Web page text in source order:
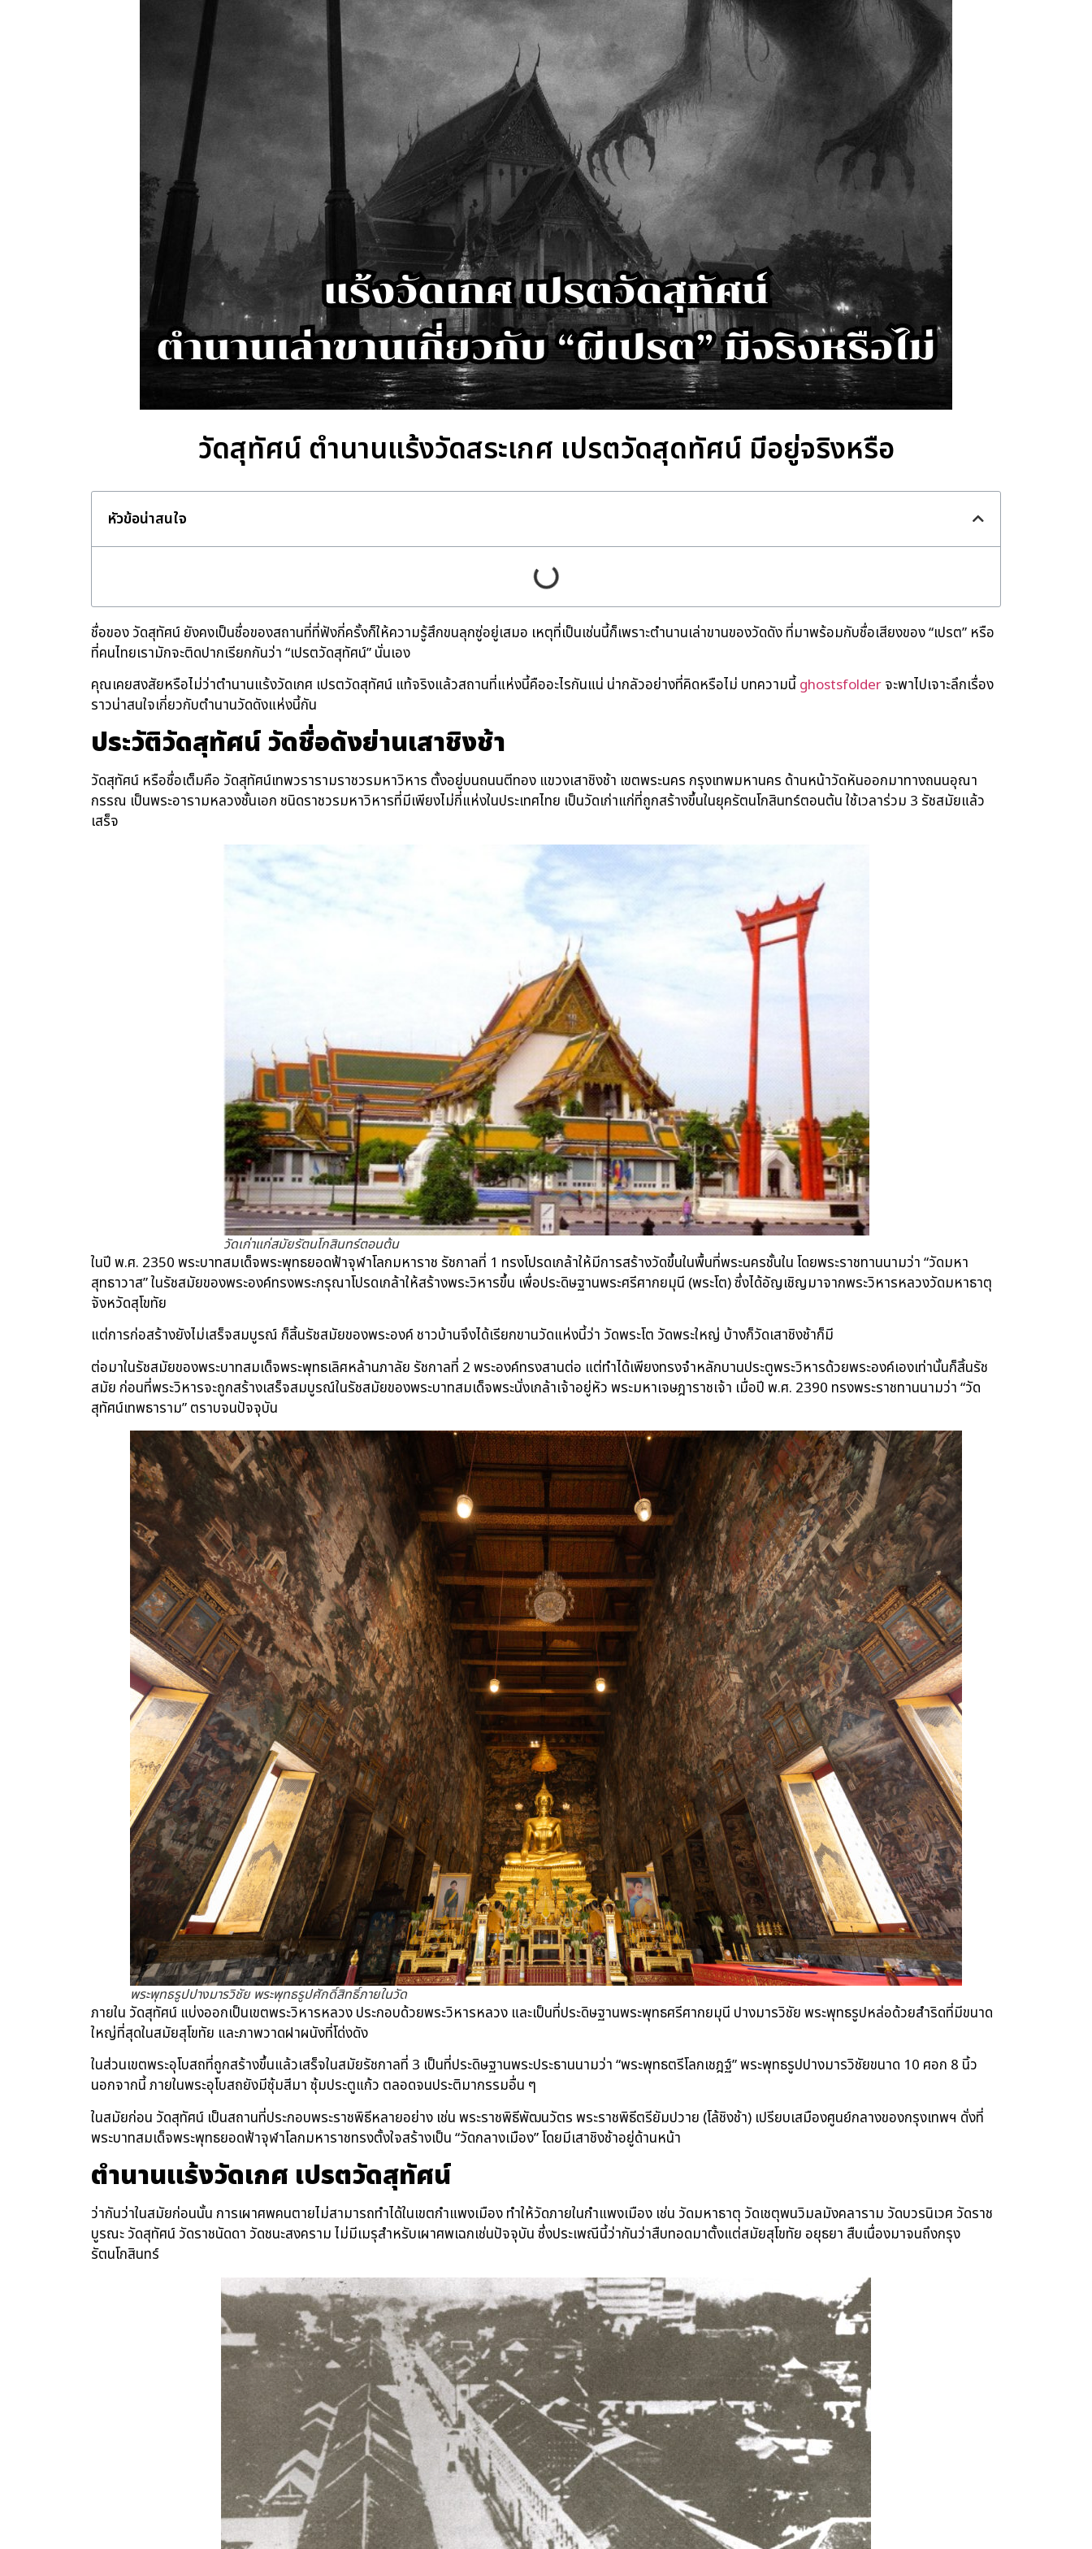
วัดสุทัศน์ ตำนานแร้งวัดสระเกศ เปรตวัดสุดทัศน์ มีอยู่จริงหรือ
หัวข้อน่าสนใจ
ชื่อของ วัดสุทัศน์ ยังคงเป็นชื่อของสถานที่ที่ฟังกี่ครั้งก็ให้ความรู้สึกขนลุกซู่อยู่เสมอ เหตุที่เป็นเช่นนี้ก็เพราะตำนานเล่าขานของวัดดัง ที่มาพร้อมกับชื่อเสียงของ “เปรต” หรือ
ที่คนไทยเรามักจะติดปากเรียกกันว่า “เปรตวัดสุทัศน์” นั่นเอง
คุณเคยสงสัยหรือไม่ว่าตำนานแร้งวัดเกศ เปรตวัดสุทัศน์ แท้จริงแล้วสถานที่แห่งนี้คืออะไรกันแน่ น่ากลัวอย่างที่คิดหรือไม่ บทความนี้ghostsfolderจะพาไปเจาะลึกเรื่อง
ราวน่าสนใจเกี่ยวกับตำนานวัดดังแห่งนี้กัน
ประวัติวัดสุทัศน์ วัดชื่อดังย่านเสาชิงช้า
วัดสุทัศน์ หรือชื่อเต็มคือ วัดสุทัศน์เทพวรารามราชวรมหาวิหาร ตั้งอยู่บนถนนตีทอง แขวงเสาชิงช้า เขตพระนคร กรุงเทพมหานคร ด้านหน้าวัดหันออกมาทางถนนอุณา
กรรณ เป็นพระอารามหลวงชั้นเอก ชนิดราชวรมหาวิหารที่มีเพียงไม่กี่แห่งในประเทศไทย เป็นวัดเก่าแก่ที่ถูกสร้างขึ้นในยุครัตนโกสินทร์ตอนต้น ใช้เวลาร่วม 3 รัชสมัยแล้ว
เสร็จ
วัดเก่าแก่สมัยรัตนโกสินทร์ตอนต้น
ในปี พ.ศ. 2350 พระบาทสมเด็จพระพุทธยอดฟ้าจุฬาโลกมหาราช รัชกาลที่ 1 ทรงโปรดเกล้าให้มีการสร้างวัดขึ้นในพื้นที่พระนครชั้นใน โดยพระราชทานนามว่า “วัดมหา
สุทธาวาส” ในรัชสมัยของพระองค์ทรงพระกรุณาโปรดเกล้าให้สร้างพระวิหารขึ้น เพื่อประดิษฐานพระศรีศากยมุนี (พระโต) ซึ่งได้อัญเชิญมาจากพระวิหารหลวงวัดมหาธาตุ
จังหวัดสุโขทัย
แต่การก่อสร้างยังไม่เสร็จสมบูรณ์ ก็สิ้นรัชสมัยของพระองค์ ชาวบ้านจึงได้เรียกขานวัดแห่งนี้ว่า วัดพระโต วัดพระใหญ่ บ้างก็วัดเสาชิงช้าก็มี
ต่อมาในรัชสมัยของพระบาทสมเด็จพระพุทธเลิศหล้านภาลัย รัชกาลที่ 2 พระองค์ทรงสานต่อ แต่ทำได้เพียงทรงจำหลักบานประตูพระวิหารด้วยพระองค์เองเท่านั้นก็สิ้นรัช
สมัย ก่อนที่พระวิหารจะถูกสร้างเสร็จสมบูรณ์ในรัชสมัยของพระบาทสมเด็จพระนั่งเกล้าเจ้าอยู่หัว พระมหาเจษฎาราชเจ้า เมื่อปี พ.ศ. 2390 ทรงพระราชทานนามว่า “วัด
สุทัศน์เทพธาราม” ตราบจนปัจจุบัน
พระพุทธรูปปางมารวิชัย พระพุทธรูปศักดิ์สิทธิ์ภายในวัด
ภายใน วัดสุทัศน์ แบ่งออกเป็นเขตพระวิหารหลวง ประกอบด้วยพระวิหารหลวง และเป็นที่ประดิษฐานพระพุทธศรีศากยมุนี ปางมารวิชัย พระพุทธรูปหล่อด้วยสำริดที่มีขนาด
ใหญ่ที่สุดในสมัยสุโขทัย และภาพวาดฝาผนังที่โด่งดัง
ในส่วนเขตพระอุโบสถที่ถูกสร้างขึ้นแล้วเสร็จในสมัยรัชกาลที่ 3 เป็นที่ประดิษฐานพระประธานนามว่า “พระพุทธตรีโลกเชฎฐ์” พระพุทธรูปปางมารวิชัยขนาด 10 ศอก 8 นิ้ว
นอกจากนี้ ภายในพระอุโบสถยังมีซุ้มสีมา ซุ้มประตูแก้ว ตลอดจนประติมากรรมอื่น ๆ
ในสมัยก่อน วัดสุทัศน์ เป็นสถานที่ประกอบพระราชพิธีหลายอย่าง เช่น พระราชพิธีพัฒนวัตร พระราชพิธีตรียัมปวาย (โล้ชิงช้า) เปรียบเสมืองศูนย์กลางของกรุงเทพฯ ดั่งที่
พระบาทสมเด็จพระพุทธยอดฟ้าจุฬาโลกมหาราชทรงตั้งใจสร้างเป็น “วัดกลางเมือง” โดยมีเสาชิงช้าอยู่ด้านหน้า
ตำนานแร้งวัดเกศ เปรตวัดสุทัศน์
ว่ากันว่าในสมัยก่อนนั้น การเผาศพคนตายไม่สามารถทำได้ในเขตกำแพงเมือง ทำให้วัดภายในกำแพงเมือง เช่น วัดมหาธาตุ วัดเชตุพนวิมลมังคลาราม วัดบวรนิเวศ วัดราช
บูรณะ วัดสุทัศน์ วัดราชนัดดา วัดชนะสงคราม ไม่มีเมรุสำหรับเผาศพเฉกเช่นปัจจุบัน ซึ่งประเพณีนี้ว่ากันว่าสืบทอดมาตั้งแต่สมัยสุโขทัย อยุธยา สืบเนื่องมาจนถึงกรุง
รัตนโกสินทร์